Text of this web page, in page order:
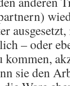
– oder
sie den